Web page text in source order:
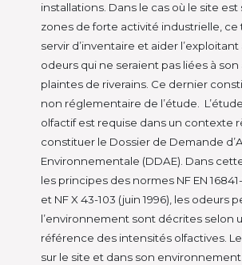
installations. Dans le cas où le site
zones de forte activité industrielle, ce
servir d’inventaire et aider
odeurs qui ne seraient pas liées à
plaintes de riverains. Ce dernier
non réglementaire de l’étude.
olfactif est requise dans un contexte
constituer le Dossier de Demande
Environnementale (DDAE). Dans
les principes des normes NF EN
et NF X 43-103 (juin 1996), les odeurs
l’environnement sont décrites selon
référence des intensités olfactives.
sur le site et dans son